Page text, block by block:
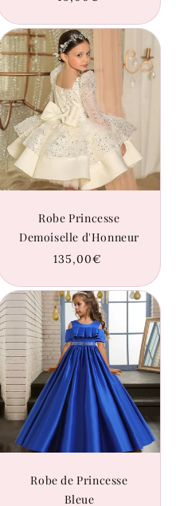
Robe Princesse
Demoiselle d'Honneur
Prix
135,00€
Robe de Princesse
Bleue